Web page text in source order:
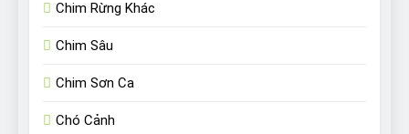
Chim Rừng Khác
Chim Sâu
Chim Sơn Ca
Chó Cảnh